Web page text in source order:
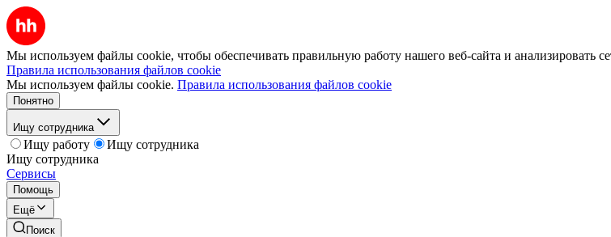
Мы используем файлы cookie, чтобы обеспечивать правильную работу нашего веб-сайта и анализировать
Правила использования файлов cookie
Мы используем файлы cookie. Правила использования файлов cookie
Понятно
Ищу сотрудника
Ищу работу
Ищу сотрудника
Ищу сотрудника
Сервисы
Помощь
Ещё
Поиск